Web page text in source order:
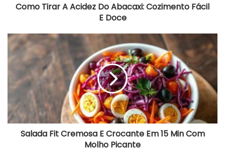
Como Tirar A Acidez Do Abacaxi: Cozimento Fácil
E Doce
Salada
Fit
Cremosa
E
Crocante
Em
15
Com
Molho
Picante
Salada Fit Cremosa E Crocante Em 15 Min Com
Molho Picante